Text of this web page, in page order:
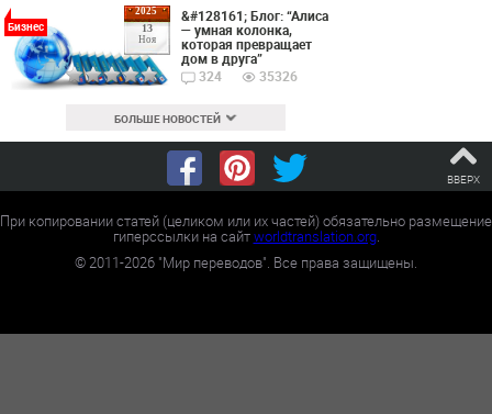
2025
13
Ноя
Бизнес
&#128161; Блог: “Алиса
— умная колонка,
которая превращает
дом в друга”
324
35326
БОЛЬШЕ НОВОСТЕЙ
ВВЕРХ
При копировании статей (целиком или их частей) обязательно размещение
гиперссылки на сайтworldtranslation.org.
©2011-2026 "Мир переводов". Все права защищены.